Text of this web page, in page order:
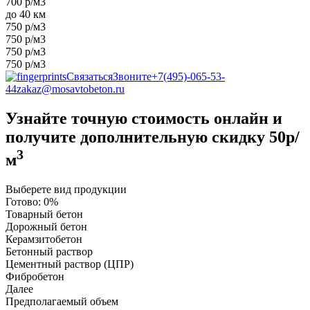
до 40 км
750 р/м3
750 р/м3
750 р/м3
750 р/м3
СвязатьсяЗвоните+7(495)-065-53-
44zakaz@mosavtobeton.ru
Узнайте точную стоимость онлайн и
получите дополнительную скидку 50р/
м3
Выберете вид продукции
Готово: 0%
Товарный бетон
Дорожный бетон
Керамзитобетон
Бетонный раствор
Цементный раствор (ЦПР)
Фибробетон
Далее
Предполагаемый объем